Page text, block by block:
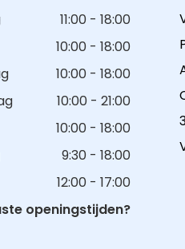
11:00 - 18:00
10:00 - 18:00
10:00 - 18:00
10:00 - 21:00
10:00 - 18:00
9:30 - 18:00
12:00 - 17:00
openingstijden?